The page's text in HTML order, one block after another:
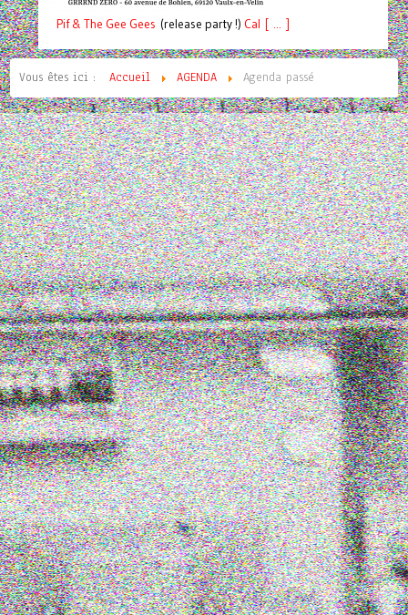
Pif& The Gee Gees (release party !) Cal [ ... ]
Vous êtes ici : Accueil AGENDA Agenda passé